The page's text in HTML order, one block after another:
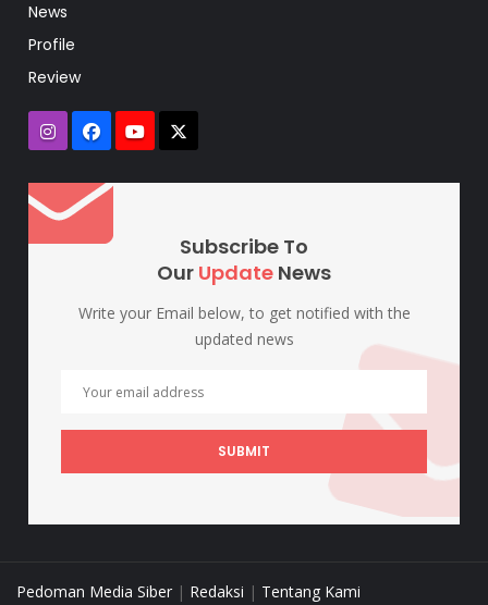
News
Profile
Review
Subscribe To
Our Update News
Write your Email below, to get notified with the
updated news
SUBMIT
Pedoman Media Siber | Redaksi | Tentang Kami